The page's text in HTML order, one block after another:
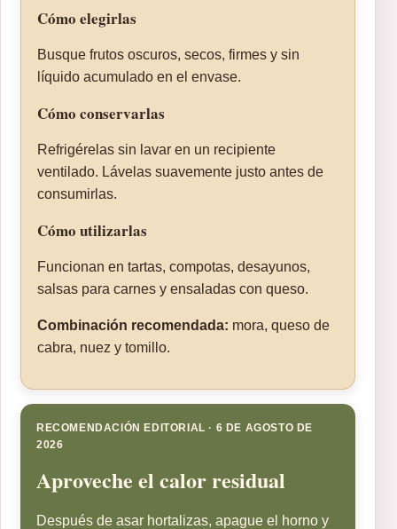
Cómo elegirlas
Busque frutos oscuros, secos, firmes y sin
líquido acumulado en el envase.
Cómo conservarlas
Refrigérelas sin lavar en un recipiente
ventilado. Lávelas suavemente justo antes de
consumirlas.
Cómo utilizarlas
Funcionan en tartas, compotas, desayunos,
salsas para carnes y ensaladas con queso.
Combinación recomendada: mora, queso de
cabra, nuez y tomillo.
RECOMENDACIÓN EDITORIAL · 6 DE AGOSTO DE
2026
Aproveche el calor residual
Después de asar hortalizas, apague el horno y